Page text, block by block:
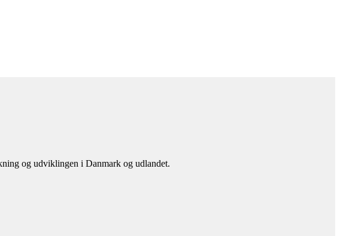
og udviklingen i Danmark og udlandet.